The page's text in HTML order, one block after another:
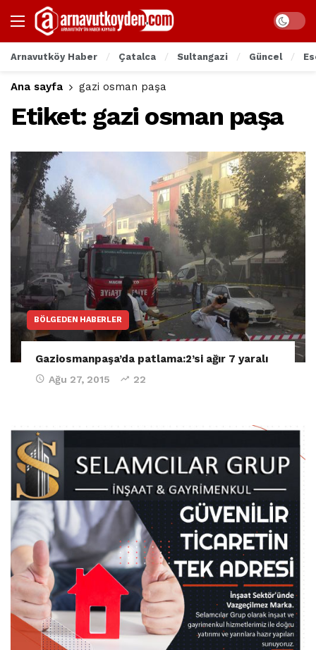
Arnavutköy Haber Çatalca Sultangazi Güncel
Ana sayfa gazi osman paşa
Etiket: gazi osman paşa
BÖLGEDEN HABERLER
Gaziosmanpaşa’da patlama:2’si ağır 7 yaralı
Ağu 27, 2015 22